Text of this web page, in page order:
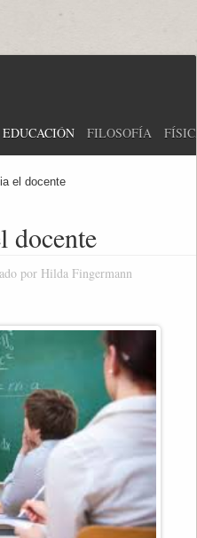
EDUCACIÓN FILOSOFÍA
el docente
docente
por Hilda Fingermann